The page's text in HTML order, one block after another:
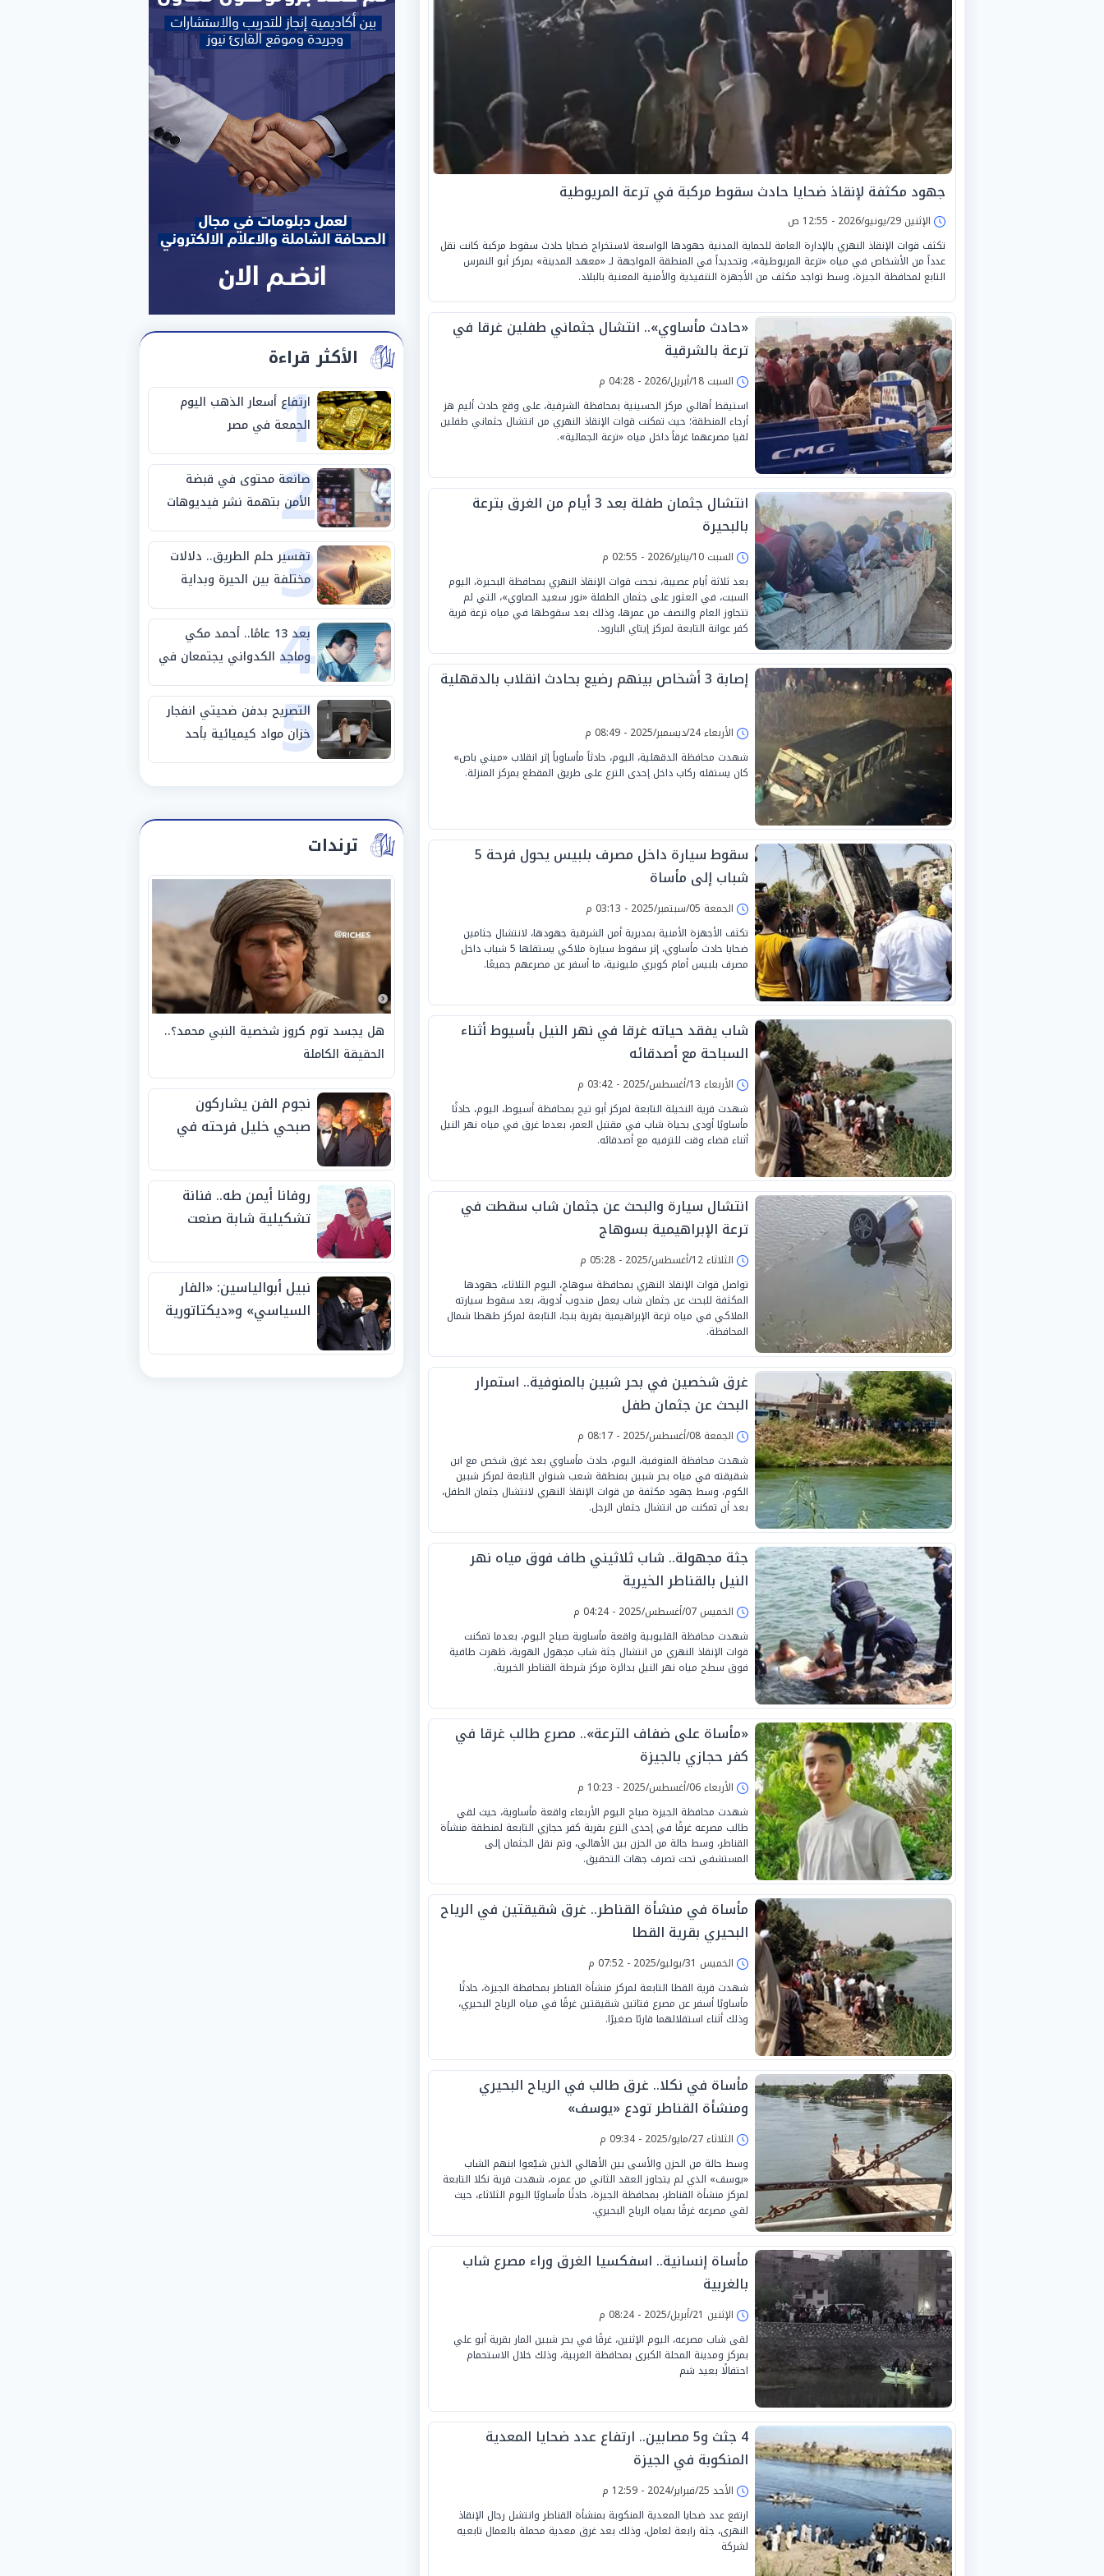
جهود مكثفة لإنقاذ ضحايا حادث سقوط مركبة في ترعة المريوطية
الإثنين 29/يونيو/2026 - 12:55 ص
تكثف قوات الإنقاذ النهري بالإدارة العامة للحماية المدنية جهودها الواسعة لاستخراج ضحايا حادث سقوط مركبة كانت تقل
عدداً من الأشخاص في مياه «ترعة المريوطية»، وتحديداً في المنطقة المواجهة لـ «معهد المدينة» بمركز أبو النمرس
التابع لمحافظة الجيزة، وسط تواجد مكثف من الأجهزة التنفيذية والأمنية المعنية بالبلاد.
«حادث مأساوي».. انتشال جثماني طفلين غرقا في
ترعة بالشرقية
السبت 18/أبريل/2026 - 04:28 م
استيقظ أهالي مركز الحسينية بمحافظة الشرقية، على وقع حادث أليم هز
أرجاء المنطقة؛ حيث تمكنت قوات الإنقاذ النهري من انتشال جثماني طفلين
لقيا مصرعهما غرقاً داخل مياه «ترعة الجمالية».
انتشال جثمان طفلة بعد 3 أيام من الغرق بترعة
بالبحيرة
السبت 10/يناير/2026 - 02:55 م
بعد ثلاثة أيام عصيبة، نجحت قوات الإنقاذ النهري بمحافظة البحيرة، اليوم
السبت، في العثور على جثمان الطفلة «نور سعيد الصاوي»، التي لم
تتجاوز العام والنصف من عمرها، وذلك بعد سقوطها في مياه ترعة قرية
كفر عوانة التابعة لمركز إيتاي البارود.
إصابة 3 أشخاص بينهم رضيع بحادث انقلاب بالدقهلية
الأربعاء 24/ديسمبر/2025 - 08:49 م
شهدت محافظة الدقهلية، اليوم، حادثاً مأساوياً إثر انقلاب «ميني باص»
كان يستقله ركاب داخل إحدى الترع على طريق المقطع بمركز المنزلة.
سقوط سيارة داخل مصرف بلبيس يحول فرحة 5
شباب إلى مأساة
الجمعة 05/سبتمبر/2025 - 03:13 م
تكثف الأجهزة الأمنية بمديرية أمن الشرقية جهودها، لانتشال جثامين
ضحايا حادث مأساوي، إثر سقوط سيارة ملاكي يستقلها 5 شباب داخل
مصرف بلبيس أمام كوبري مليونية، ما أسفر عن مصرعهم جميعًا.
شاب يفقد حياته غرقا في نهر النيل بأسيوط أثناء
السباحة مع أصدقائه
الأربعاء 13/أغسطس/2025 - 03:42 م
شهدت قرية النخيلة التابعة لمركز أبو تيج بمحافظة أسيوط، اليوم، حادثًا
مأساويًا أودى بحياة شاب في مقتبل العمر، بعدما غرق في مياه نهر النيل
أثناء قضاء وقت للترفيه مع أصدقائه.
انتشال سيارة والبحث عن جثمان شاب سقطت في
ترعة الإبراهيمية بسوهاج
الثلاثاء 12/أغسطس/2025 - 05:28 م
تواصل قوات الإنقاذ النهري بمحافظة سوهاج، اليوم الثلاثاء، جهودها
المكثفة للبحث عن جثمان شاب يعمل مندوب أدوية، بعد سقوط سيارته
الملاكي في مياه ترعة الإبراهيمية بقرية بنجا، التابعة لمركز طهطا شمال
المحافظة.
غرق شخصين في بحر شبين بالمنوفية.. استمرار
البحث عن جثمان طفل
الجمعة 08/أغسطس/2025 - 08:17 م
شهدت محافظة المنوفية، اليوم، حادث مأساوي بعد غرق شخص مع ابن
شقيقته في مياه بحر شبين بمنطقة شعب شنوان التابعة لمركز شبين
الكوم، وسط جهود مكثفة من قوات الإنقاذ النهري لانتشال جثمان الطفل،
بعد أن تمكنت من انتشال جثمان الرجل.
جثة مجهولة.. شاب ثلاثيني طاف فوق مياه نهر
النيل بالقناطر الخيرية
الخميس 07/أغسطس/2025 - 04:24 م
شهدت محافظة القليوبية واقعة مأساوية صباح اليوم، بعدما تمكنت
قوات الإنقاذ النهري من انتشال جثة شاب مجهول الهوية، ظهرت طافية
فوق سطح مياه نهر النيل بدائرة مركز شرطة القناطر الخيرية.
«مأساة على ضفاف الترعة».. مصرع طالب غرقا في
كفر حجازي بالجيزة
الأربعاء 06/أغسطس/2025 - 10:23 م
شهدت محافظة الجيزة صباح اليوم الأربعاء واقعة مأساوية، حيث لقي
طالب مصرعه غرقًا في إحدى الترع بقرية كفر حجازي التابعة لمنطقة منشأة
القناطر، وسط حالة من الحزن بين الأهالي، وتم نقل الجثمان إلى
المستشفى تحت تصرف جهات التحقيق.
مأساة في منشأة القناطر.. غرق شقيقتين في الرياح
البحيري بقرية القطا
الخميس 31/يوليو/2025 - 07:52 م
شهدت قرية القطا التابعة لمركز منشأة القناطر بمحافظة الجيزة، حادثًا
مأساويًا أسفر عن مصرع فتاتين شقيقتين غرقًا في مياه الرياح البحيري،
وذلك أثناء استقلالهما قاربًا صغيرًا.
مأساة في نكلا.. غرق طالب في الرياح البحيري
ومنشأة القناطر تودع «يوسف»
الثلاثاء 27/مايو/2025 - 09:34 م
وسط حالة من الحزن والأسى بين الأهالي الذين شيّعوا ابنهم الشاب
«يوسف» الذي لم يتجاوز العقد الثاني من عمره، شهدت قرية نكلا التابعة
لمركز منشأة القناطر، بمحافظة الجيزة، حادثًا مأساويًا اليوم الثلاثاء، حيث
لقي مصرعه غرقًا بمياه الرياح البحيري.
مأساة إنسانية.. اسفكسيا الغرق وراء مصرع شاب
بالغربية
الإثنين 21/أبريل/2025 - 08:24 م
لقى شاب مصرعه، اليوم الإثنين، غرقًا في بحر شبين المار بقرية أبو علي
بمركز ومدينة المحلة الكبرى بمحافظة الغربية، وذلك خلال الاستحمام
احتفالًا بعيد شم
4 جثث و5 مصابين.. ارتفاع عدد ضحايا المعدية
المنكوبة في الجيزة
الأحد 25/فبراير/2024 - 12:59 م
ارتفع عدد ضحايا المعدية المنكوبة بمنشأة القناطر وانتشل رجال الإنقاذ
النهرى، جثة رابعة لعامل، وذلك بعد غرق معدية محملة بالعمال تابعيه
لشركة
الأكثر قراءة
1
ارتفاع أسعار الذهب اليوم
الجمعة في مصر
2
صانعة محتوى في قبضة
الأمن بتهمة نشر فيديوهات
خادشة للحياء
3
تفسير حلم الطريق.. دلالات
مختلفة بين الحيرة وبداية
مرحلة جديدة
4 بعد 13 عامًا.. أحمد مكي
وماجد الكدواني يجتمعان في
«فرصة سعيدة»
5
التصريح بدفن ضحيتي انفجار
خزان مواد كيميائية بأحد
مصانع الفيوم
ترندات
هل يجسد توم كروز شخصية النبي محمد؟..
الحقيقة الكاملة
نجوم الفن يشاركون
صبحي خليل فرحته في
روفانا أيمن طه.. فنانة
تشكيلية شابة صنعت
الجوائز منذ الصغر
نبيل أبوالياسين: «الفار
السياسي» و«ديكتاتورية
الفيفا».. وإقالة